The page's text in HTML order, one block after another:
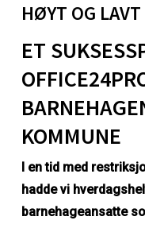
HØYT OG LAVT
ET
KOMMUNE
I en tid med
hadde vi
barnehageansatte